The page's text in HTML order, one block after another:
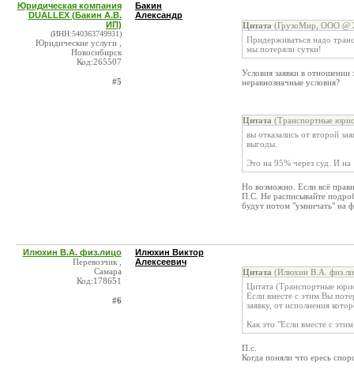
Юридическая компания
DUALLEX (Бакин А.В.
ИП)
(ИНН:540363749931)
Юридические услуги ,
Новосибирск
Код:265507
#5
Бакин
Александр
Цитата (ГрузоМир, ООО @
Придерживаться надо
мы потеряли сутки!
Условия заявки в
неравнозначные условия?
Цитата (Транспортные
вы отказались от второй
выгоды.
Это на 95% через суд. И на
Но возможно. Если всё
П.С. Не расписывайте
будут потом "умничать" на
Илюхин В.А. физ.лицо
Перевозчик ,
Самара
Код:178651
#6
Илюхин Виктор
Алексеевич
Цитата (Илюхин В.А.
Цитата (Транспортные
Если вместе с этим Вы
заявку, от исполнения
Как это "Если вместе с
П.с.
Когда поняли что ересь